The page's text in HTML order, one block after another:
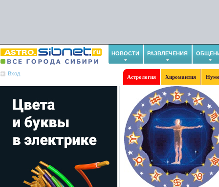
НОВОСТИ РАЗВЛЕЧЕНИЯ
Вход
Астрология Хиромантия